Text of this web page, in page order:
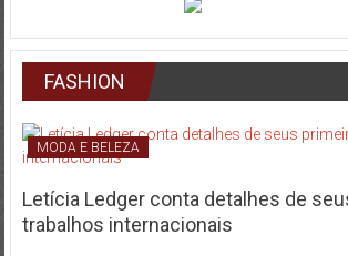
FASHION
MODA E BELEZA
Letícia Ledger conta detalhes de
trabalhos internacionais